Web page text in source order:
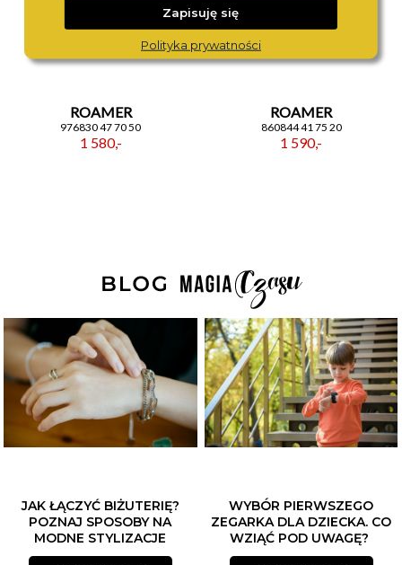
ROAMER
976830 47 70 50
1 580,-
ROAMER
860844 41 75 20
1 590,-
JAK ŁĄCZYĆ BIŻUTERIĘ?
POZNAJ SPOSOBY NA
MODNE STYLIZACJE
WYBÓR PIERWSZEGO
ZEGARKA DLA DZIECKA. CO
WZIĄĆ POD UWAGĘ?
Zapisuję się
Polityka prywatności